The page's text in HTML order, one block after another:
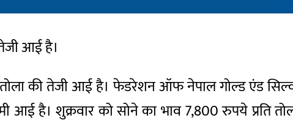
आई है।
की तेजी आई है। फेडरेशन ऑफ नेपाल गोल्ड एंड
आई है। शुक्रवार को सोने का भाव 7,800 रुपये प्रति